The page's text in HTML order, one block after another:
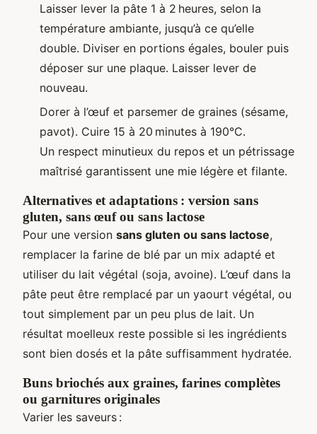
Laisser lever la pâte 1 à 2 heures, selon la
température ambiante, jusqu’à ce qu’elle
double. Diviser en portions égales, bouler puis
déposer sur une plaque. Laisser lever de
nouveau.
Dorer à l’œuf et parsemer de graines (sésame,
pavot). Cuire 15 à 20 minutes à 190°C.
Un respect minutieux du repos et un pétrissage
maîtrisé garantissent une mie légère et filante.
Alternatives et adaptations : version sans
gluten, sans œuf ou sans lactose
Pour une version sans gluten ou sans lactose,
remplacer la farine de blé par un mix adapté et
utiliser du lait végétal (soja, avoine). L’œuf dans la
pâte peut être remplacé par un yaourt végétal, ou
tout simplement par un peu plus de lait. Un
résultat moelleux reste possible si les ingrédients
sont bien dosés et la pâte suffisamment hydratée.
Buns briochés aux graines, farines complètes
ou garnitures originales
Varier les saveurs :